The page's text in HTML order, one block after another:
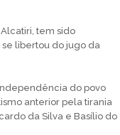
tem sido
se libertou do jugo da
do povo
anterior pela tirania
da Silva e Basílio do